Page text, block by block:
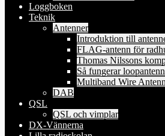
Loggboken
Teknik
Antenner
Introduktion till
FLAG-antenn för
Thomas Nilssons
Så fungerar
Multiband Wire
DAB
QSL
QSL och vimplar
DX-Vännerna